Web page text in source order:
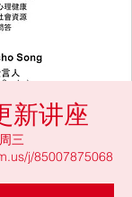
新讲座
三
j/85007875068